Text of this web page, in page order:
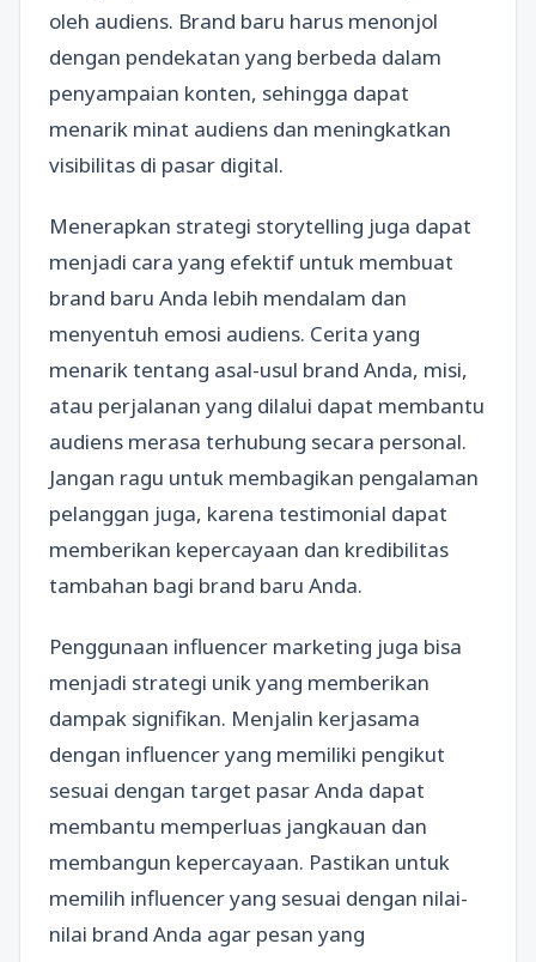
oleh audiens. Brand baru harus menonjol
dengan pendekatan yang berbeda dalam
penyampaian konten, sehingga dapat
menarik minat audiens dan meningkatkan
visibilitas di pasar digital.
Menerapkan strategi storytelling juga dapat
menjadi cara yang efektif untuk membuat
brand baru Anda lebih mendalam dan
menyentuh emosi audiens. Cerita yang
menarik tentang asal-usul brand Anda, misi,
atau perjalanan yang dilalui dapat membantu
audiens merasa terhubung secara personal.
Jangan ragu untuk membagikan pengalaman
pelanggan juga, karena testimonial dapat
memberikan kepercayaan dan kredibilitas
tambahan bagi brand baru Anda.
Penggunaan influencer marketing juga bisa
menjadi strategi unik yang memberikan
dampak signifikan. Menjalin kerjasama
dengan influencer yang memiliki pengikut
sesuai dengan target pasar Anda dapat
membantu memperluas jangkauan dan
membangun kepercayaan. Pastikan untuk
memilih influencer yang sesuai dengan nilai-
nilai brand Anda agar pesan yang